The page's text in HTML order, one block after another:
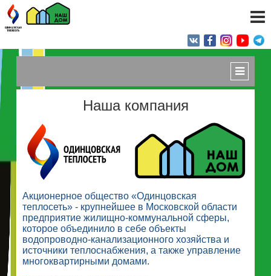
Наша компания
Акционерное общество «Одинцовская
теплосеть» - крупнейшее в Московской области
предприятие жилищно-коммунальной сферы,
которое объединило в себе объекты
водопроводно-канализационного хозяйства и
источники теплоснабжения, а также управление
многоквартирными домами.